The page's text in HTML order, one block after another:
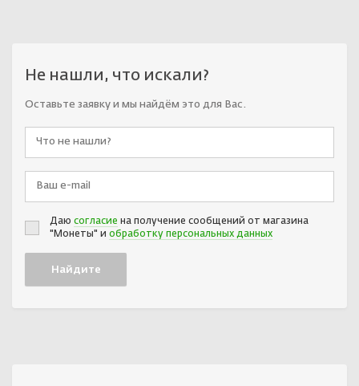
Не нашли, что искали?
Оставьте заявку и мы найдём это для Вас.
Даю согласие на получение сообщений от магазина
"Монеты" и обработку персональных данных